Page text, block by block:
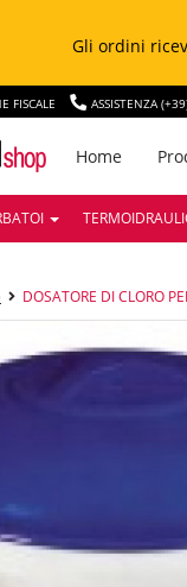
Gli ordini
FISCALE ASSISTENZA
Home
DOSATORE DI CLORO